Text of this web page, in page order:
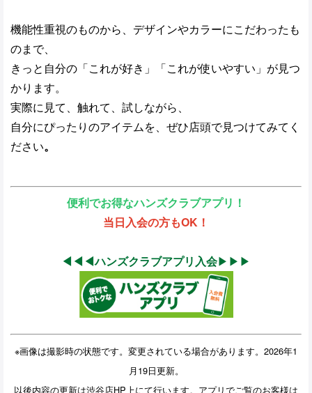
機能性重視のものから、デザインやカラーにこだわったも
のまで、
きっと自分の「これが好き」「これが使いやすい」が見つ
かります。
実際に見て、触れて、試しながら、
自分にぴったりのアイテムを、ぜひ店頭で見つけてみてく
ださい。
便利でお得なハンズクラブアプリ！
当日入会の方もOK！
◀︎◀︎◀︎ハンズクラブアプリ入会▶︎▶︎▶︎
※画像は撮影時の状態です。変更されている場合があります。2026年1
月19日更新。
以後内容の更新は渋谷店HP上にて行います。アプリでご覧のお客様は